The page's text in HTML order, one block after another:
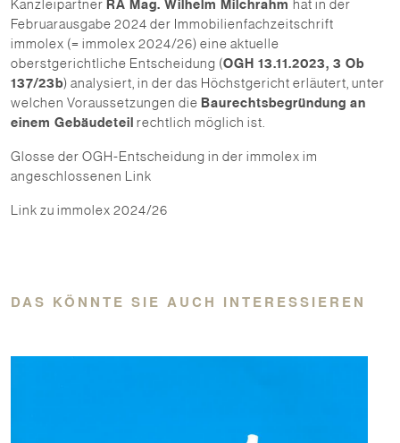
Kanzleipartner RA Mag. Wilhelm Milchrahm hat in der
Februarausgabe 2024 der Immobilienfachzeitschrift
immolex (= immolex 2024/26) eine aktuelle
oberstgerichtliche Entscheidung (OGH 13.11.2023, 3 Ob
137/23b) analysiert, in der das Höchstgericht erläutert, unter
welchen Voraussetzungen die Baurechtsbegründung an
einem Gebäudeteil rechtlich möglich ist.
Glosse der OGH-Entscheidung in der immolex im
angeschlossenen Link
Link zu immolex 2024/26
DAS KÖNNTE SIE AUCH INTERESSIEREN